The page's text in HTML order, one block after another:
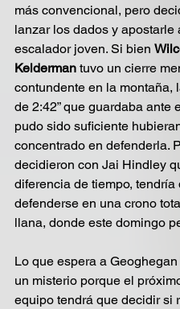
más convencional, pero
lanzar los dados y apostarle
escalador joven. Si bien
Kelderman tuvo un cierre
contundente en la montaña,
de 2:42” que guardaba ante
pudo sido suficiente
concentrado en defenderla.
decidieron con Jai Hindley
diferencia de tiempo, tendría
defenderse en una crono
llana, donde este domingo
Lo que espera a
un misterio porque el
equipo tendrá que decidir si